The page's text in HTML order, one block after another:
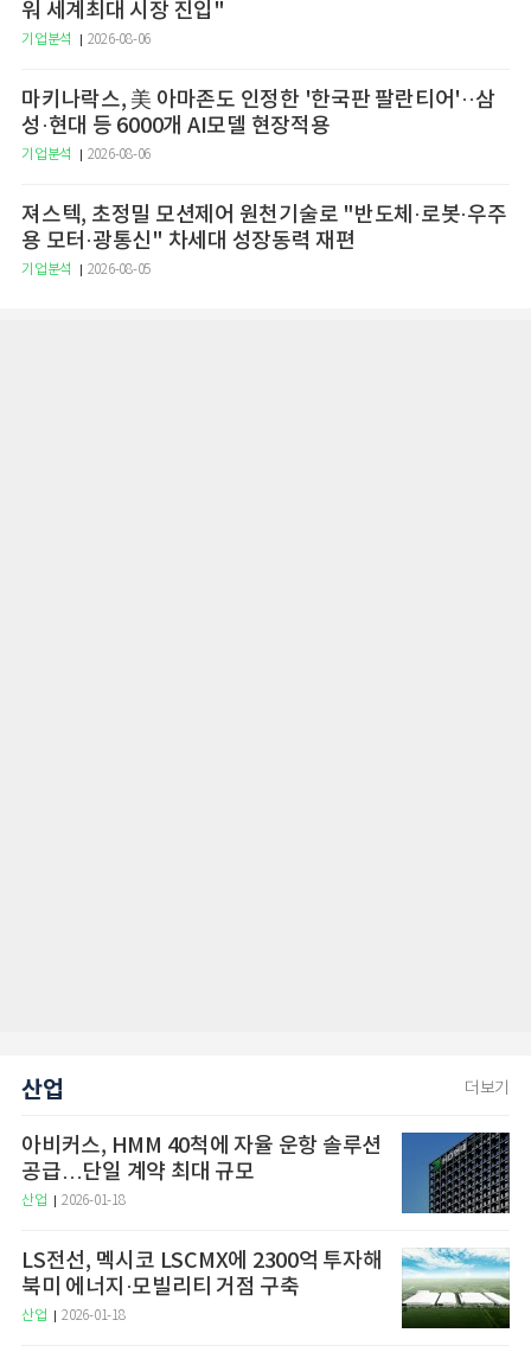
워 세계최대 시장 진입"
기업분석 2026-08-06
마키나락스, 美 아마존도 인정한 '한국판 팔란티어'··삼
성·현대 등 6000개 AI모델 현장적용
기업분석 2026-08-06
져스텍, 초정밀 모션제어 원천기술로 "반도체·로봇·우주
용 모터·광통신" 차세대 성장동력 재편
기업분석 2026-08-05
산업 더보기
아비커스, HMM 40척에 자율 운항 솔루션
공급…단일 계약 최대 규모
산업 2026-01-18
LS전선, 멕시코 LSCMX에 2300억 투자해
북미 에너지·모빌리티 거점 구축
산업 2026-01-18